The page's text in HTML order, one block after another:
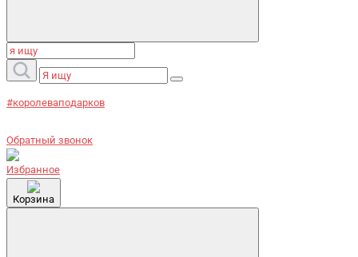
#королеваподарков
Обратный звонок
Избранное
Корзина